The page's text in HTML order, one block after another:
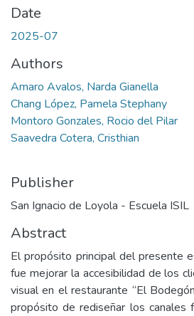
Date
2025-07
Authors
Amaro Avalos, Narda Gianella
Chang López, Pamela Stephany
Montoro Gonzales, Rocio del Pilar
Saavedra Cotera, Cristhian
Publisher
San Ignacio de Loyola - Escuela ISIL
Abstract
El propósito principal del presente
fue mejorar la accesibilidad de los
visual en el restaurante “El
propósito de rediseñar los canales